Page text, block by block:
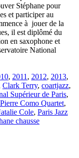
Stéphane pour
et participer au
à jouer de la
il est diplômé du
en saxophone et
National
, 2011, 2012, 2013,
Clark Terry, coartjazz,
Supérieur de Paris,
Como Quartet,
Cole, Paris Jazz
chausse